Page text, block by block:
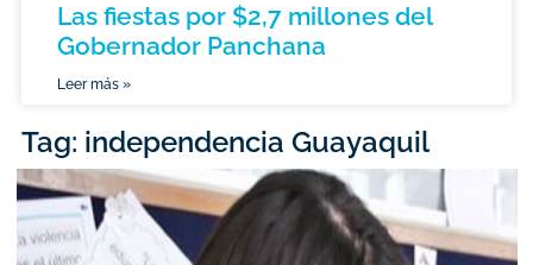
Las fiestas por $2,7 millones del
Gobernador Panchana
Leer más »
Tag: independencia Guayaquil